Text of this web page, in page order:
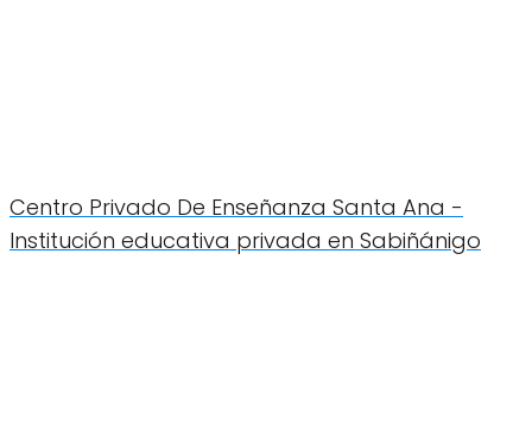
Centro Privado De Enseñanza Santa Ana -
Institución educativa privada en Sabiñánigo